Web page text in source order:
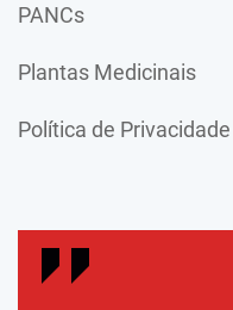
PANCs
Plantas Medicinais
Política de Privacidade